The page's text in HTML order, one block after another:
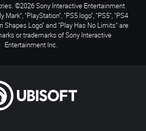
©2026 Sony Interactive Entertainment
Mark", "PlayStation", "PS5 logo", "PS5", "PS4
Shapes Logo" and "Play Has No Limits" are
or trademarks of Sony Interactive
Entertainment Inc.